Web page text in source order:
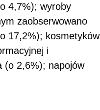
4,7%); wyroby
zaobserwowano
17,2%); kosmetyków
i
(o 2,6%); napojów